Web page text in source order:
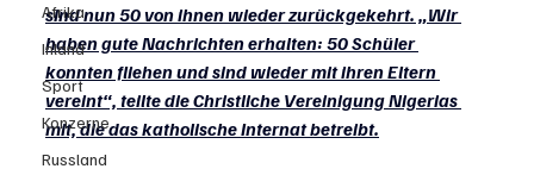
Afrika
Inland
Sport
Konzerne
Russland
sind nun 50 von ihnen wieder zurückgekehrt. „Wir
haben gute Nachrichten erhalten: 50 Schüler
konnten fliehen und sind wieder mit ihren Eltern
vereint“, teilte die Christliche Vereinigung Nigerias
mit, die das katholische Internat betreibt.